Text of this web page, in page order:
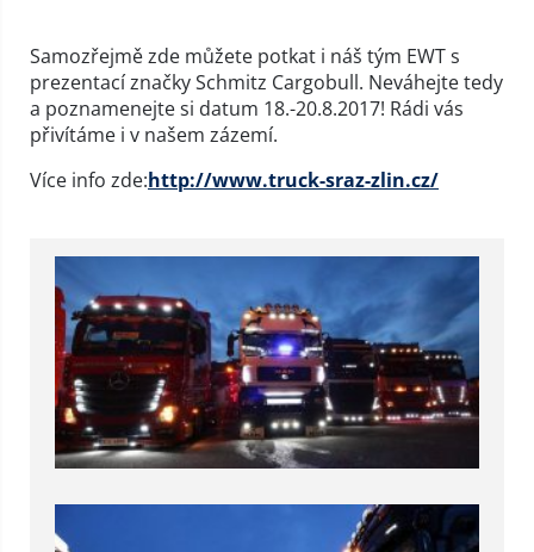
Samozřejmě zde můžete potkat i náš tým EWT s
prezentací značky Schmitz Cargobull. Neváhejte tedy
a poznamenejte si datum 18.-20.8.2017! Rádi vás
přivítáme i v našem zázemí.
Více info zde:http://www.truck-sraz-zlin.cz/